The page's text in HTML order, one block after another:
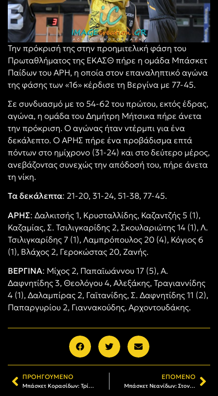
Την πρόκρισή της στην προημιτελική φάση του
Πρωταθλήματος της ΕΚΑΣΘ πήρε η ομάδα Μπάσκετ
Παίδων του ΑΡΗ, η οποία στον επαναληπτικό αγώνα
της φάσης των «16» κέρδισε τη Βεργίνα με 77-45.
Σε συνδυασμό με το 54-62 του πρώτου, εκτός έδρας,
αγώνα, η ομάδα του Δημήτρη Μήτσικα πήρε άνετα
την πρόκριση. Ο αγώνας ήταν ντέρμπι για ένα
δεκάλεπτο. Ο ΑΡΗΣ πήρε ένα προβάδισμα επτά
πόντων στο ημίχρονο (31-24) και στο δεύτερο μέρος,
ανεβάζοντας συνεχώς την απόδοσή του, πήρε άνετα
τη νίκη.
Τα δεκάλεπτα: 21-20, 31-24, 51-38, 77-45.
ΑΡΗΣ: Δαλκιτσής 1, Κρυσταλλίδης, Καζαντζής 5 (1),
Καζαμίας, Σ. Τσιλιγκαρίδης 2, Σκουλαριώτης 14 (1), Λ.
Τσιλιγκαρίδης 7 (1), Λαμπρόπουλος 20 (4), Κόγιος 6
(1), Βλάχος 2, Γεροκώστας 20, Ζανής.
ΒΕΡΓΙΝΑ: Μίχος 2, Παπαϊωάννου 17 (5), Α.
Δαφνητίδης 3, Θεολόγου 4, Αλεξάκης, Τραγιαννίδης
4 (1), Δαλαμπίρας 2, Γαϊτανίδης, Σ. Δαφνητίδης 11 (2),
Παπαργυρίου 2, Γιαννακούδης, Αρχοντουδάκης.
ΠΡΟΗΓΟΎΜΕΝΟ
Μπάσκετ Κορασίδων: Τρίτη νίκη για τον ΑΡΗ και τώρα το φάιναλ φορ
ΕΠΌΜΕΝΟ
Μπάσκετ Νεανίδων: Στον τελικό του πρωταθλήματος της ΕΚΑΣΘ ο ΑΡΗΣ